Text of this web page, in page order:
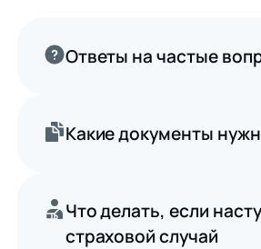
Ответы на частые
Какие документы
Что делать, если
страховой случай